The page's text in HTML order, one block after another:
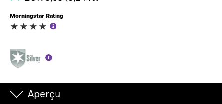
Morningstar Rating
Aperçu